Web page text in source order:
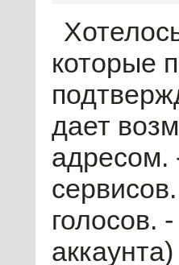
которые
дает
адресом.
голосов.